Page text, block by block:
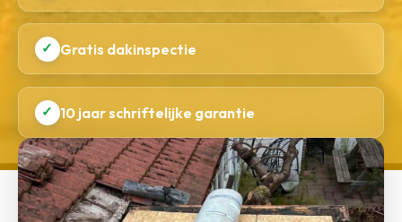
✓ Gratis dakinspectie
✓ 10 jaar schriftelijke garantie